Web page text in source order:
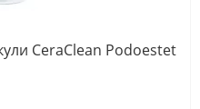
CeraClean Podoestet